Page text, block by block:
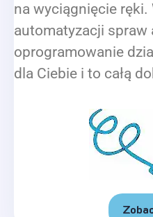
na wyciągnięcie ręki.
automatyzacji spraw
oprogramowanie
dla Ciebie i to całą